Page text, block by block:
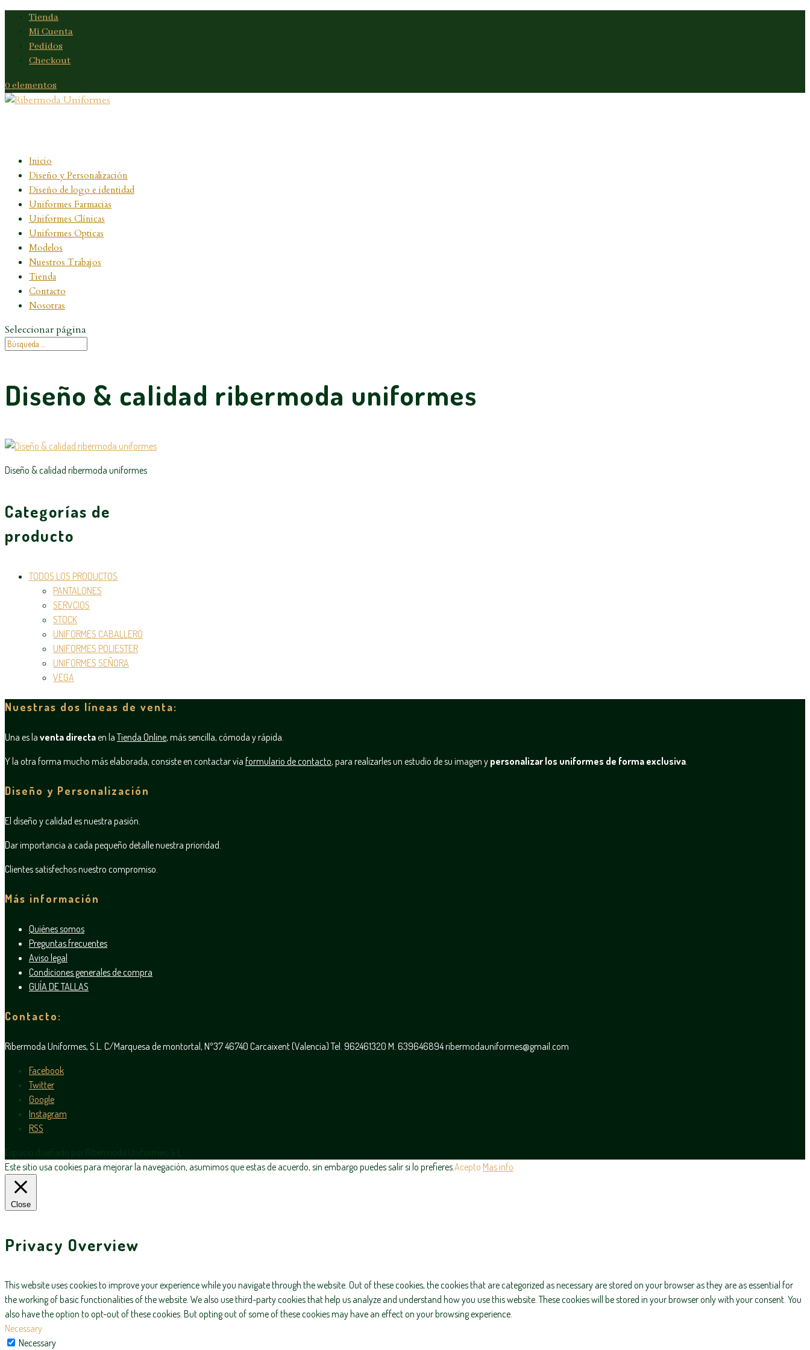
Tienda
Mi Cuenta
Pedidos
Checkout
0 elementos
Inicio
Diseño y Personalización
Diseño de logo e identidad
Uniformes Farmacias
Uniformes Clínicas
Uniformes Opticas
Modelos
Nuestros Trabajos
Tienda
Contacto
Nosotras
Seleccionar página
Diseño & calidad ribermoda uniformes
Diseño & calidad ribermoda uniformes
Categorías de
producto
TODOS LOS PRODUCTOS
PANTALONES
SERVCIOS
STOCK
UNIFORMES CABALLERO
UNIFORMES POLIESTER
UNIFORMES SEÑORA
VEGA
Nuestras dos líneas de venta:
Una es la venta directaen laTienda Online, más sencilla, cómoda y rápida.
Y la otra forma mucho más elaborada, consiste en contactar vía formulario de contacto, para realizarles un estudio de su imagen y personalizar los uniformes de forma exclusiva.
Diseño y Personalización
El diseño y calidad es nuestra pasión.
Dar importancia a cada pequeño detalle nuestra prioridad.
Clientes satisfechos nuestro compromiso.
Más información
Quiénes somos
Preguntas frecuentes
Aviso legal
Condiciones generales de compra
GUÍA DE TALLAS
Contacto:
Ribermoda Uniformes, S.L. C/Marquesa de montortal, Nº37 46740 Carcaixent (Valencia) Tel. 962461320 M. 639646894 ribermodauniformes@gmail.com
Facebook
Twitter
Google
Instagram
RSS
Espacio diseñado por Ribermoda Uniformes, S.L.
Este sitio usa cookies para mejorar la navegación, asumimos que estas de acuerdo, sin embargo puedes salir si lo prefieres.Acepto Mas info
Close
Privacy Overview
This website uses cookies to improve your experience while you navigate through the website. Out of these cookies, the cookies that are categorized as necessary are stored on your browser as they are as essential for
the working of basic functionalities of the website. We also use third-party cookies that help us analyze and understand how you use this website. These cookies will be stored in your browser only with your consent. You
also have the option to opt-out of these cookies. But opting out of some of these cookies may have an effect on your browsing experience.
Necessary
Necessary